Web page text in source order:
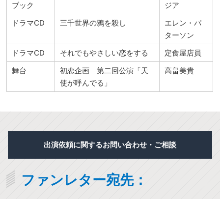
ブック
ジア
ドラマCD
三千世界の鴉を殺し
エレン・パ
ターソン
ドラマCD
それでもやさしい恋をする
定食屋店員
舞台
初恋企画 第二回公演「天
使が呼んでる」
高畠美貴
出演依頼に関するお問い合わせ・ご相談
ファンレター宛先：